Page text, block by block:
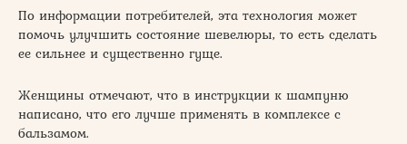
По информации потребителей, эта технология может
помочь улучшить состояние шевелюры, то есть сделать
ее сильнее и существенно гуще.
Женщины отмечают, что в инструкции к шампуню
написано, что его лучше применять в комплексе с
бальзамом.